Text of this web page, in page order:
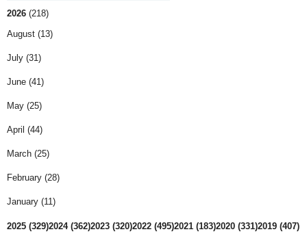
2026 (218)
August (13)
July (31)
June (41)
May (25)
April (44)
March (25)
February (28)
January (11)
2025 (329)2024 (362)2023 (320)2022 (495)2021 (183)2020 (331)2019 (407)